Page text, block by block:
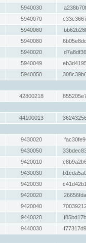
5940030
5940070
5940060
5940080
5940020
5940049
5940050
42800218
44100013
9430020
9430050
9420010
9430030
9420030
9420020
9420040
9440020
9440030